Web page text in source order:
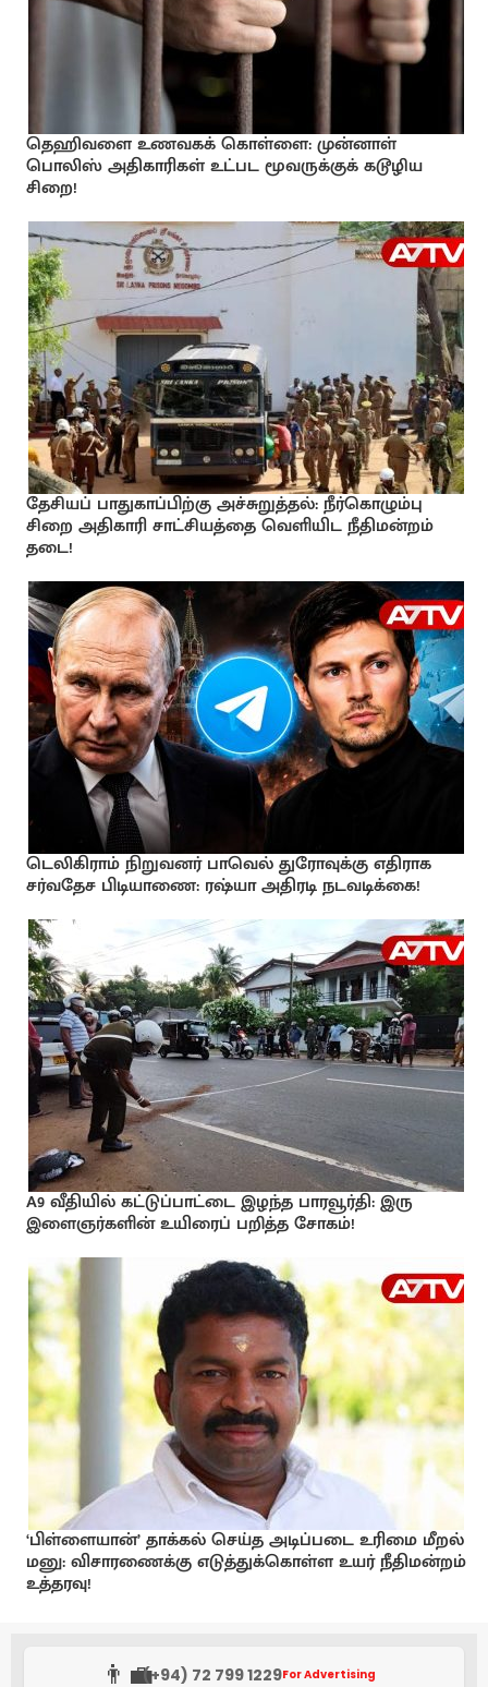
தெஹிவளை உணவகக் கொள்ளை: முன்னாள்
பொலிஸ் அதிகாரிகள் உட்பட மூவருக்குக் கடூழிய
சிறை!
தேசியப் பாதுகாப்பிற்கு அச்சுறுத்தல்: நீர்கொழும்பு
சிறை அதிகாரி சாட்சியத்தை வெளியிட நீதிமன்றம்
தடை!
டெலிகிராம் நிறுவனர் பாவெல் துரோவுக்கு எதிராக
சர்வதேச பிடியாணை: ரஷ்யா அதிரடி நடவடிக்கை!
A9 வீதியில் கட்டுப்பாட்டை இழந்த பாரவூர்தி: இரு
இளைஞர்களின் உயிரைப் பறித்த சோகம்!
‘பிள்ளையான்’ தாக்கல் செய்த அடிப்படை உரிமை மீறல்
மனு: விசாரணைக்கு எடுத்துக்கொள்ள உயர் நீதிமன்றம்
உத்தரவு!
👨‍💼(+94) 72 799 1229For Advertising